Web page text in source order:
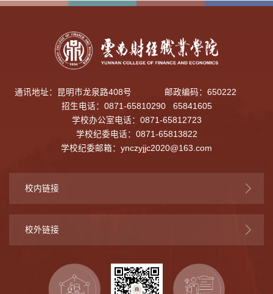
通讯地址：昆明市龙泉路408号
邮政编码：650222
招生电话：0871-65810290 65841605
学校办公室电话：0871-65812723
学校纪委电话：0871-65813822
学校纪委邮箱： ynczyjjc2020@163.com
校内链接
校外链接